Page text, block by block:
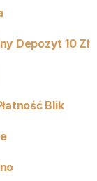
Depozyt 10 Zł
Blik